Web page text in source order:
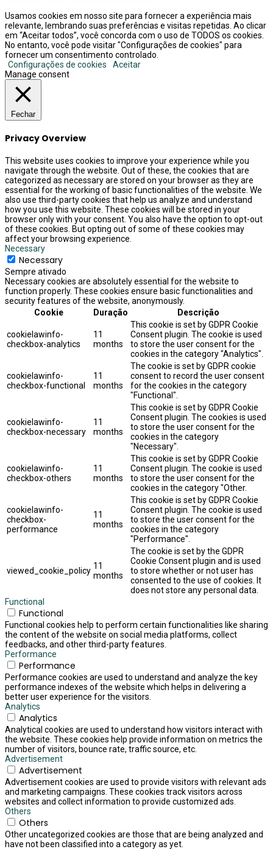
Usamos cookies em nosso site para fornecer a experiência mais
relevante, lembrando suas preferências e visitas repetidas. Ao clicar
em “Aceitar todos”, você concorda com o uso de TODOS os cookies.
No entanto, você pode visitar "Configurações de cookies" para
fornecer um consentimento controlado.
Configurações de cookies
Aceitar
Manage consent
Fechar
Privacy Overview
This website uses cookies to improve your experience while you
navigate through the website. Out of these, the cookies that are
categorized as necessary are stored on your browser as they are
essential for the working of basic functionalities of the website. We
also use third-party cookies that help us analyze and understand
how you use this website. These cookies will be stored in your
browser only with your consent. You also have the option to opt-out
of these cookies. But opting out of some of these cookies may
affect your browsing experience.
Necessary
Necessary
Sempre ativado
Necessary cookies are absolutely essential for the website to
function properly. These cookies ensure basic functionalities and
security features of the website, anonymously.
Cookie
Duração Descrição
cookielawinfo-
checkbox-analytics
11
months
This cookie is set by GDPR Cookie
Consent plugin. The cookie is used
to store the user consent for the
cookies in the category "Analytics".
cookielawinfo-
checkbox-functional
11
months
The cookie is set by GDPR cookie
consent to record the user consent
for the cookies in the category
"Functional".
cookielawinfo-
checkbox-necessary
11
months
This cookie is set by GDPR Cookie
Consent plugin. The cookies is used
to store the user consent for the
cookies in the category
"Necessary".
cookielawinfo-
checkbox-others
11
months
This cookie is set by GDPR Cookie
Consent plugin. The cookie is used
to store the user consent for the
cookies in the category "Other.
cookielawinfo-
checkbox-
performance
11
months
This cookie is set by GDPR Cookie
Consent plugin. The cookie is used
to store the user consent for the
cookies in the category
"Performance".
viewed_cookie_policy 11
months
The cookie is set by the GDPR
Cookie Consent plugin and is used
to store whether or not user has
consented to the use of cookies. It
does not store any personal data.
Functional
Functional
Functional cookies help to perform certain functionalities like sharing
the content of the website on social media platforms, collect
feedbacks, and other third-party features.
Performance
Performance
Performance cookies are used to understand and analyze the key
performance indexes of the website which helps in delivering a
better user experience for the visitors.
Analytics
Analytics
Analytical cookies are used to understand how visitors interact with
the website. These cookies help provide information on metrics the
number of visitors, bounce rate, traffic source, etc.
Advertisement
Advertisement
Advertisement cookies are used to provide visitors with relevant ads
and marketing campaigns. These cookies track visitors across
websites and collect information to provide customized ads.
Others
Others
Other uncategorized cookies are those that are being analyzed and
have not been classified into a category as yet.